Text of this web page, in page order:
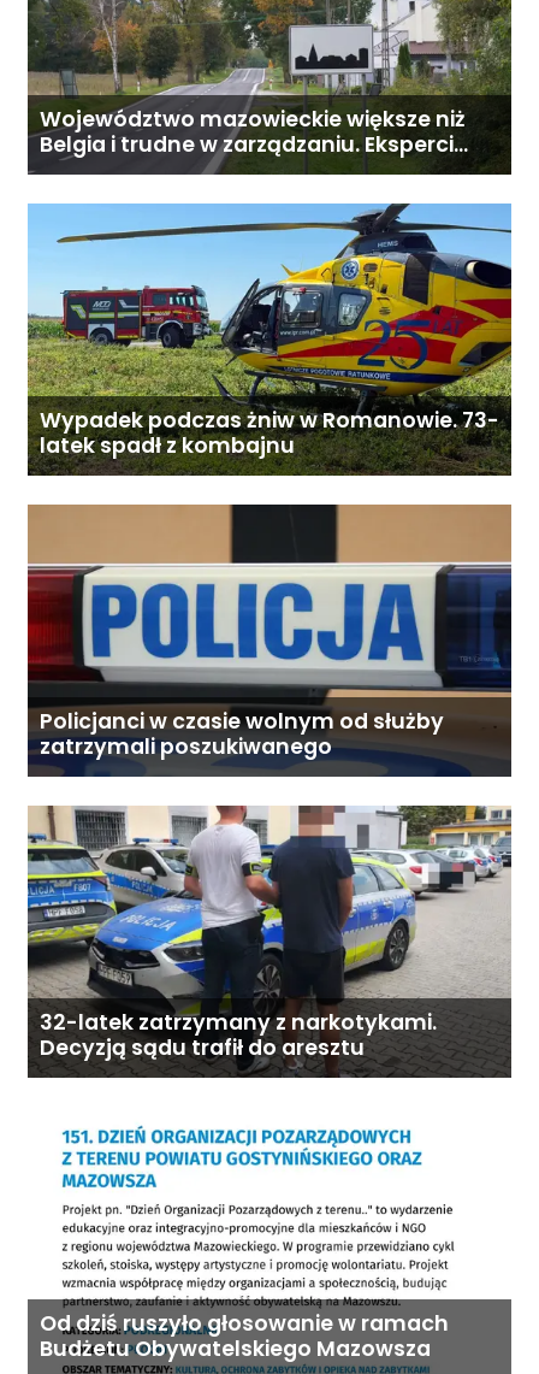
Województwo mazowieckie większe niż
Belgia i trudne w zarządzaniu. Eksperci
proponują podział centralnej Polski
Wypadek podczas żniw w Romanowie. 73-
latek spadł z kombajnu
Policjanci w czasie wolnym od służby
zatrzymali poszukiwanego
32-latek zatrzymany z narkotykami.
Decyzją sądu trafił do aresztu
Od dziś ruszyło głosowanie w ramach
Budżetu Obywatelskiego Mazowsza